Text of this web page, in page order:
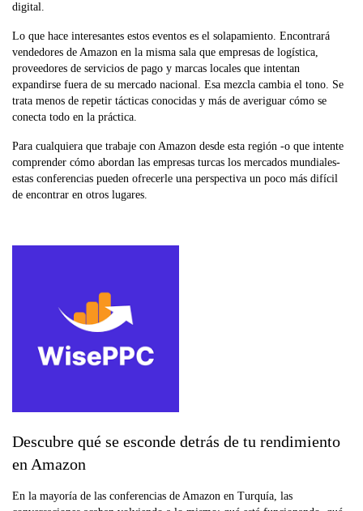
digital.
Lo que hace interesantes estos eventos es el solapamiento. Encontrará
vendedores de Amazon en la misma sala que empresas de logística,
proveedores de servicios de pago y marcas locales que intentan
expandirse fuera de su mercado nacional. Esa mezcla cambia el tono. Se
trata menos de repetir tácticas conocidas y más de averiguar cómo se
conecta todo en la práctica.
Para cualquiera que trabaje con Amazon desde esta región -o que intente
comprender cómo abordan las empresas turcas los mercados mundiales-
estas conferencias pueden ofrecerle una perspectiva un poco más difícil
de encontrar en otros lugares.
Descubre qué se esconde detrás de tu rendimiento
en Amazon
En la mayoría de las conferencias de Amazon en Turquía, las